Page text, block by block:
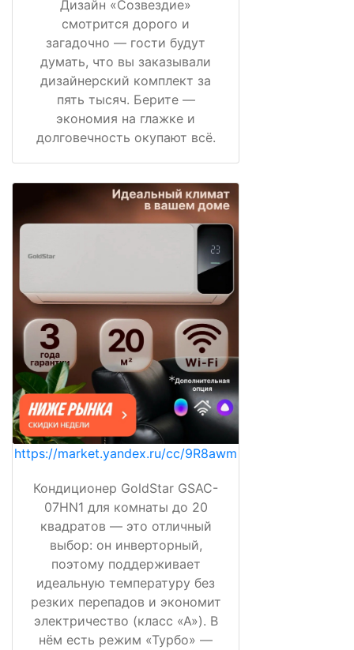
Дизайн «Созвездие»
смотрится дорого и
загадочно — гости будут
думать, что вы заказывали
дизайнерский комплект за
пять тысяч. Берите —
экономия на глажке и
долговечность окупают всё.
https://market.yandex.ru/cc/9R8awm
Кондиционер GoldStar GSAC-
07HN1 для комнаты до 20
квадратов — это отличный
выбор: он инверторный,
поэтому поддерживает
идеальную температуру без
резких перепадов и экономит
электричество (класс «А»). В
нём есть режим «Турбо» —